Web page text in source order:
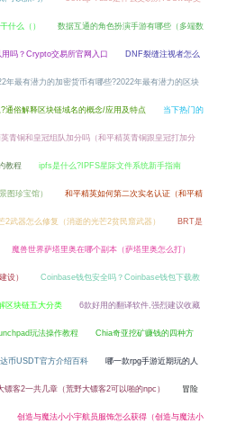
什么（） 数据互通的角色扮演手游有哪些（多端数
吗？Crypto交易所官网入口 DNF裂缝注视者怎么
年最有潜力的加密货币有哪些?2022年最有潜力的区块
通俗解释区块链域名的概念/应用及特点 当下热门的
青铜和皇冠组队加分吗（和平精英青铜跟皇冠打加分
教程 ipfs是什么?IPFS星际文件系统新手指南
图珍宝馆） 和平精英如何第二次实名认证（和平精
2武器怎么修复（消逝的光芒2贫民窟武器） BRT是
魔兽世界萨塔里奥在哪个副本（萨塔里奥怎么打）
设） Coinbase钱包安全吗？Coinbase钱包下载教
区块链五大分类 6款好用的翻译软件,强烈建议收藏
玩法操作教程 Chia奇亚挖矿赚钱的四种方
币USDT官方介绍百科 哪一款rpg手游近期玩的人
镖客2一共几章（荒野大镖客2可以啪的npc） 冒险
创造与魔法小小宇航员服饰怎么获得（创造与魔法小